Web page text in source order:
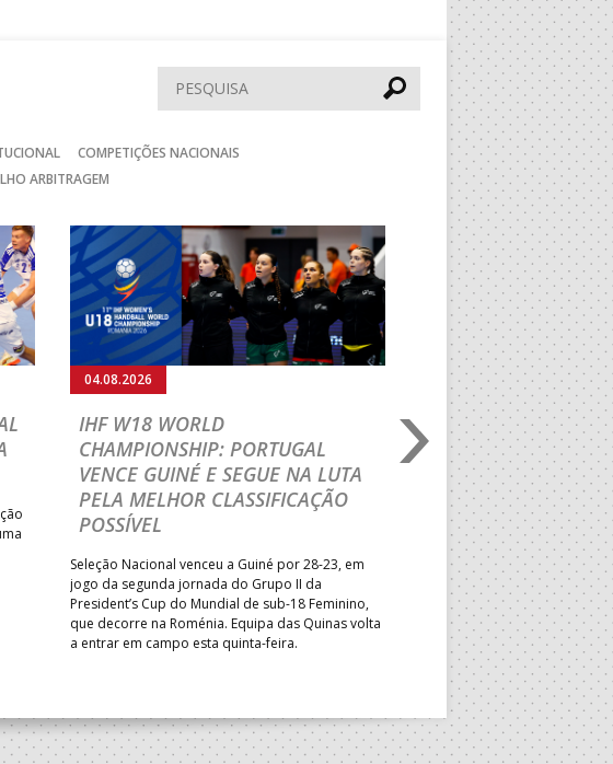
Pesquisar
COMPETIÇÕES NACIONAIS
ARBITRAGEM
04.08.2026
IHF W18 WORLD
CHAMPIONSHIP: PORTUGAL
VENCE GUINÉ E SEGUE NA LUTA
PELA MELHOR CLASSIFICAÇÃO
POSSÍVEL
Seleção Nacional venceu a Guiné por 28-23, em
jogo da segunda jornada do Grupo II da
President’s Cup do Mundial de sub-18 Feminino,
que decorre na Roménia. Equipa das Quinas volta
a entrar em campo esta quinta-feira.
03.08.2026
M18 EHF EURO
CEDE DIANTE DA
MAIN ROUND
Segunda parte dominada
derrota portuguesa por 35-
Grupo II da Main Round do
Masculino, em Belgrado.
a entrar em campo esta
horas.
Seguinte